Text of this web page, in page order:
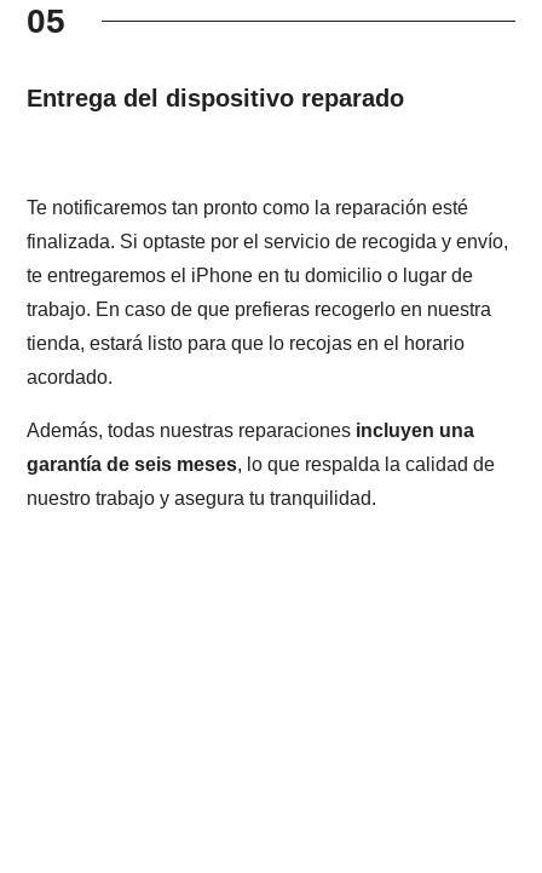
05
Entrega del dispositivo reparado
Te notificaremos tan pronto como la reparación esté
finalizada. Si optaste por el servicio de recogida y envío,
te entregaremos el iPhone en tu domicilio o lugar de
trabajo. En caso de que prefieras recogerlo en nuestra
tienda, estará listo para que lo recojas en el horario
acordado.
Además, todas nuestras reparaciones incluyen una
garantía de seis meses, lo que respalda la calidad de
nuestro trabajo y asegura tu tranquilidad.